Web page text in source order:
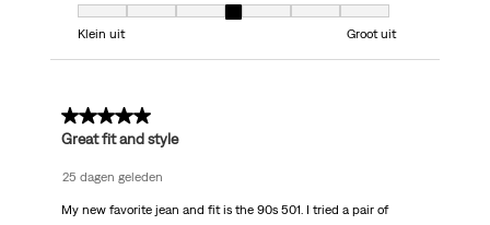
Klein uit
Groot uit
5 van 5 sterren.
Great fit and style
25 dagen geleden
My new favorite jean and fit is the 90s 501. I tried a pair of